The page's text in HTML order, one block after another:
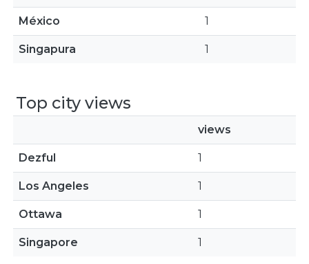
México 1
Singapura 1
Top city views
views
Dezful 1
Los Angeles 1
Ottawa 1
Singapore 1